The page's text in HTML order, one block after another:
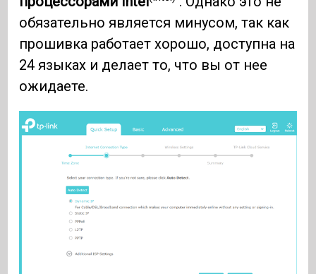
обязательно является минусом, так как
прошивка работает хорошо, доступна на
24 языках и делает то, что вы от нее
ожидаете.